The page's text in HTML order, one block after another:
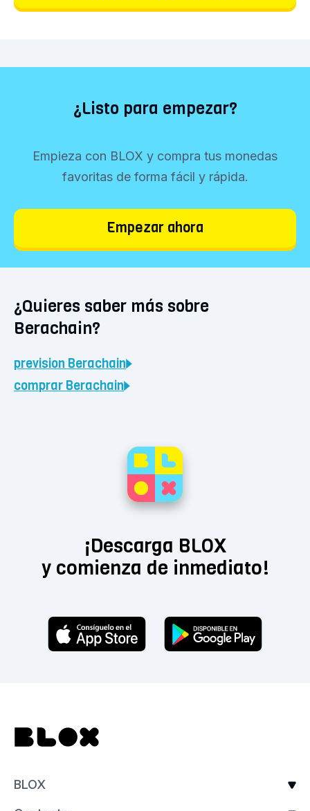
¿Listo para empezar?
Empieza con BLOX y compra tus monedas
favoritas de forma fácil y rápida.
Empezar ahora
¿Quieres saber más sobre
Berachain?
prevision Berachain
comprar Berachain
¡Descarga BLOX
y comienza de inmediato!
BLOX